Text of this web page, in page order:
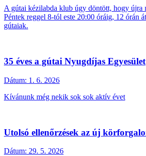
A gútai kézilabda klub úgy döntött, hogy újra
Péntek reggel 8-tól este 20:00 óráig, 12 órán
gútaiak.
35 éves a gútai Nyugdíjas Egyesület
Dátum: 1. 6. 2026
Kívánunk még nekik sok sok aktív évet
Utolsó ellenőrzések az új
Dátum: 29. 5. 2026